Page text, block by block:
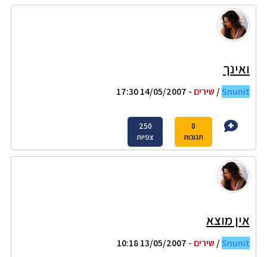
ואינך
Snunit
/ שירים - 14/05/2007 17:30
0
תגובות
250
צפיות
אין מוצא
Snunit
/ שירים - 13/05/2007 10:18